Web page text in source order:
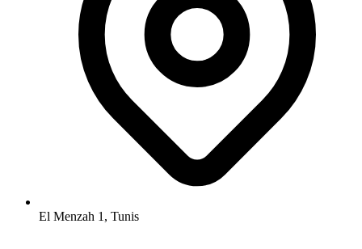
El Menzah 1, Tunis